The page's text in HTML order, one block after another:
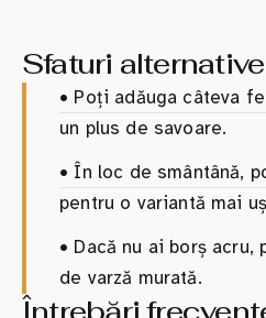
Sfaturi alternative
• Poți adăuga câteva
un plus de savoare.
• În loc de smântână,
pentru o variantă mai
• Dacă nu ai borș acru,
de varză murată.